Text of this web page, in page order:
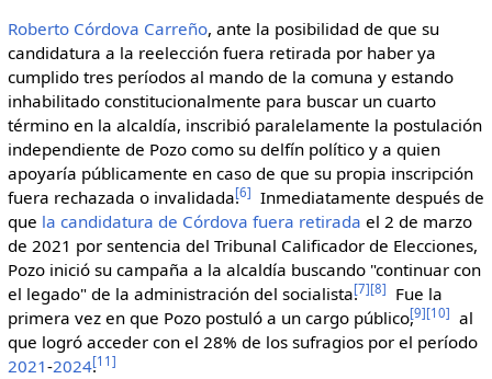
Roberto Córdova Carreño, ante la posibilidad de que su
candidatura a la reelección fuera retirada por haber ya
cumplido tres períodos al mando de la comuna y estando
inhabilitado constitucionalmente para buscar un cuarto
término en la alcaldía, inscribió paralelamente la postulación
independiente de Pozo como su delfín político y a quien
apoyaría públicamente en caso de que su propia inscripción
fuera rechazada o invalidada.[6] Inmediatamente después de
que la candidatura de Córdova fuera retirada el 2 de marzo
de 2021 por sentencia del Tribunal Calificador de Elecciones,
Pozo inició su campaña a la alcaldía buscando "continuar con
el legado" de la administración del socialista.[7][8]
Fue la
primera vez en que Pozo postuló a un cargo público,[9][10] al
que logró acceder con el 28% de los sufragios por el período
2021-2024.[11 ]